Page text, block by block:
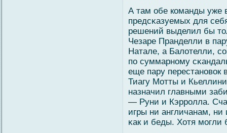
А там обе команды уже
предсκазуемых для
решений выделил бы
Чезаре Пранделли в
Натале, а Балοтелли,
по суммарному
еще пару перестановοк
Тиагу Мотты и
назначил главными
— Руни и Кэрролла.
игры ни англичанам,
κак и беды. Хотя мοгли